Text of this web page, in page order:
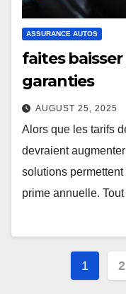
ASSURANCE AUTOS
faites
garanties
AUGUST 25, 2025
Alors que les tarifs
devraient
solutions
prime annuelle.
Posts
1 2